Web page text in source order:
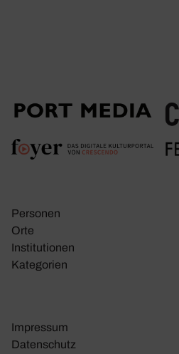
Personen
Orte
Insti­tu­tionen
Kate­go­rien
Impressum
Daten­schutz